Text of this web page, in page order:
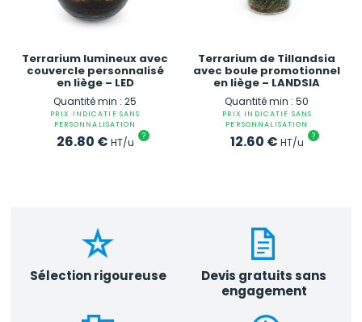
Terrarium lumineux avec
couvercle personnalisé
en liège – LED
Quantité min : 25
PRIX INDICATIF SANS
PERSONNALISATION
26.80 € HT/u ?
Terrarium de Tillandsia
avec boule promotionnel
en liège – LANDSIA
Quantité min : 50
PRIX INDICATIF SANS
PERSONNALISATION
12.60 € HT/u ?
Sélection rigoureuse
Devis gratuits sans
engagement